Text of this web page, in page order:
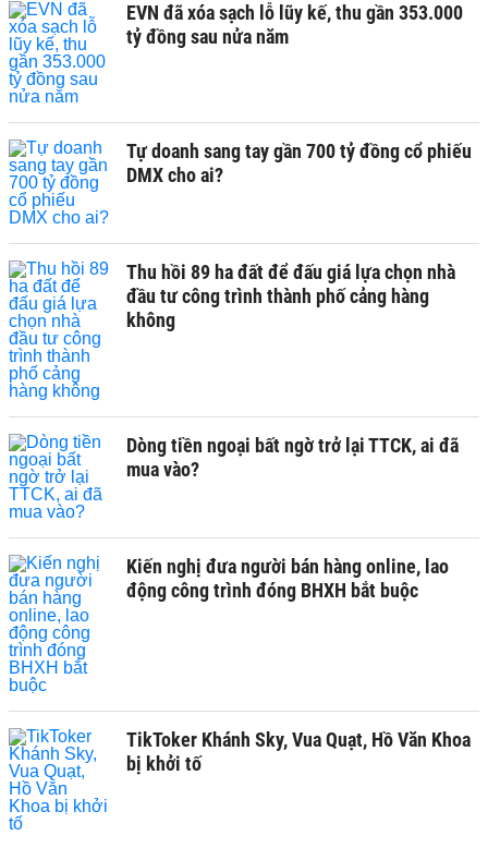
EVN đã xóa sạch lỗ lũy kế, thu gần 353.000
tỷ đồng sau nửa năm
Tự doanh sang tay gần 700 tỷ đồng cổ phiếu
DMX cho ai?
Thu hồi 89 ha đất để đấu giá lựa chọn nhà
đầu tư công trình thành phố cảng hàng
không
Dòng tiền ngoại bất ngờ trở lại TTCK, ai đã
mua vào?
Kiến nghị đưa người bán hàng online, lao
động công trình đóng BHXH bắt buộc
TikToker Khánh Sky, Vua Quạt, Hồ Văn Khoa
bị khởi tố